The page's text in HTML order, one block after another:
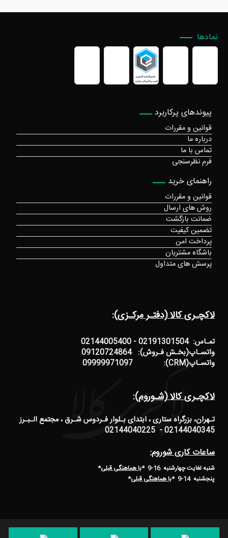
لاکچـری کالا (دفتـر مرکـزی):
تمـاس: 02191301504 - 02144005400
واتسـاپ(بخـش فـروش): 09120724864
واتسـاپ(CRM): 09999971097
لاکچـری کالا (شـوروم):
تـهران، بزرگراه ستاری ، ابتدای بـلوار فـردوس شـرق ، مجتمع الـبـرز
02144040345 - 02144040225
ساعات کاری شوروم:
شنبه لغایت چهارشنبه 16-9 * با هماهنگی قبلی*
پنجشنبه 14-9
*با هماهنگی قبلی*
پیوندهای پرکاربرد
قوانین و مقررات
درباره ما
تماس با ما
فرم نظرسنجی
راهنمای خرید
قوانین و مقررات
روش های ارسال
ضمانت بازگشت
تضمین کیفیت
پرداخت امن
باشگاه مشتریان
پرسش های متداول
نمادها